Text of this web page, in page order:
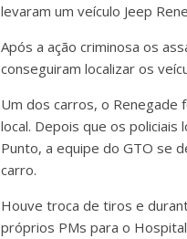
levaram um veículo Jeep
Após a ação criminosa os
conseguiram localizar os
Um dos carros, o Renegade
local. Depois que os
Punto, a equipe do GTO se
carro.
Houve troca de tiros e
próprios PMs para o